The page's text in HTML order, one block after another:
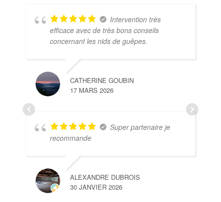
Intervention très
efficace avec de très bons conseils
concernant les nids de guêpes.
CATHERINE GOUBIN
17 MARS 2026
Super partenaire je
recommande
ALEXANDRE DUBROIS
30 JANVIER 2026